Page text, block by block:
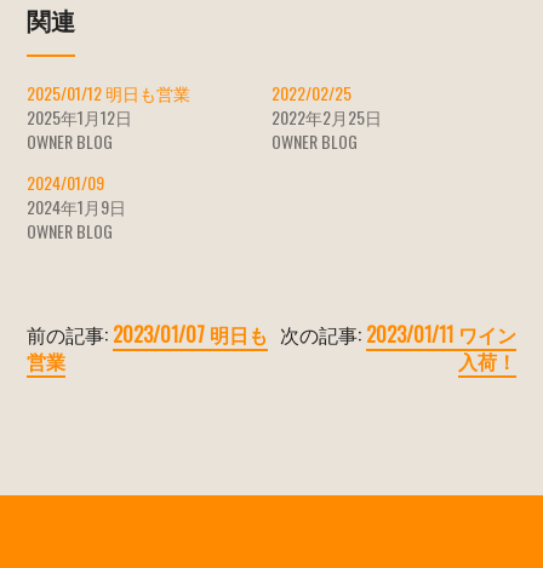
関連
2025/01/12 明日も営業
2025年1月12日
OWNER BLOG
2022/02/25
2022年2月25日
OWNER BLOG
2024/01/09
2024年1月9日
OWNER BLOG
前の記事: 2023/01/07 明日も
営業
次の記事: 2023/01/11 ワイン
入荷！